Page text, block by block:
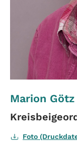
Marion Götz
Foto